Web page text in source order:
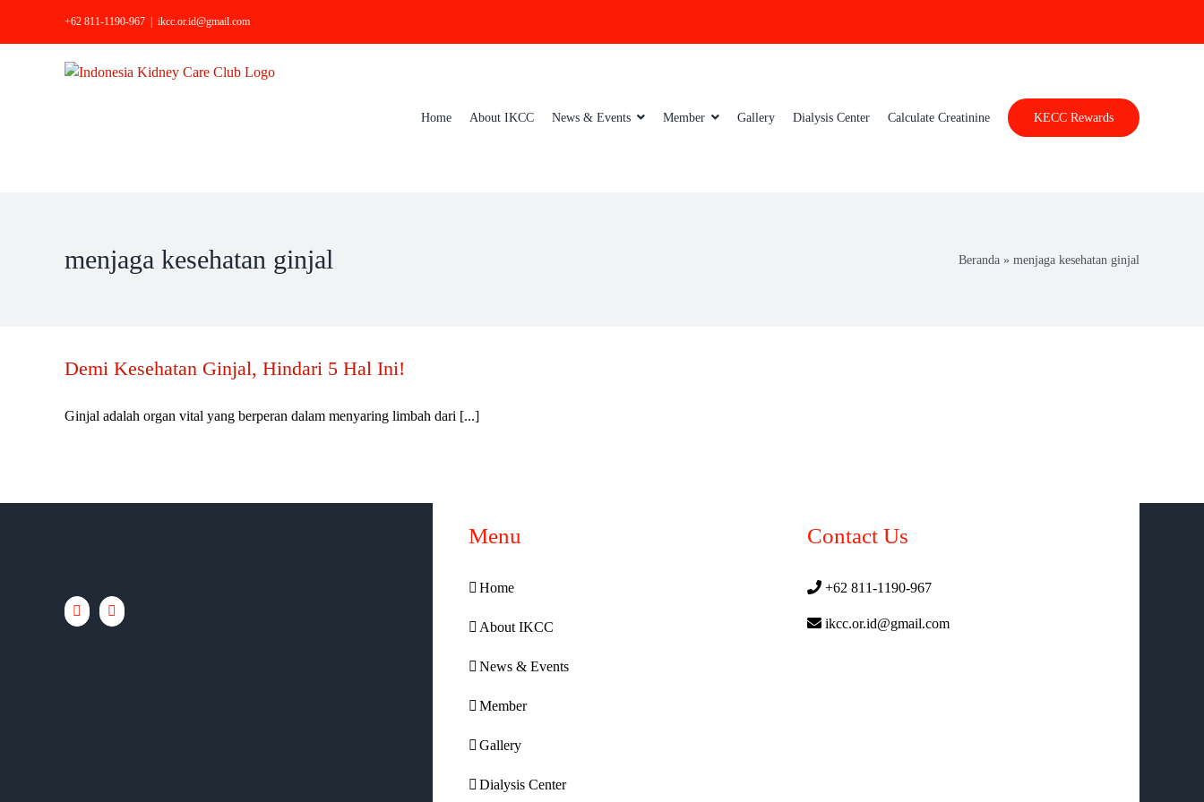
+62 811-1190-967 ikcc.or.id@gmail.com
Home About IKCC News & Events Member Gallery Dialysis Center Calculate Creatinine KECC Rewards
menjaga kesehatan ginjal Beranda » menjaga kesehatan ginjal
Demi Kesehatan Ginjal, Hindari 5 Hal Ini!
Ginjal adalah organ vital yang berperan dalam menyaring limbah dari [...]
Menu
Home
About IKCC
News & Events
Member
Gallery
Dialysis Center
Contact Us
+62 811-1190-967
ikcc.or.id@gmail.com